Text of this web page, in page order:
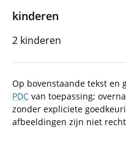
kinderen
2 kinderen
Op bovenstaande tekst en
PDC van toepassing;
zonder expliciete
afbeeldingen zijn niet